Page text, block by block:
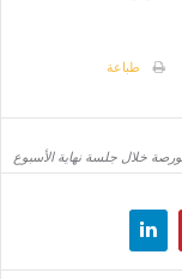
طباعة